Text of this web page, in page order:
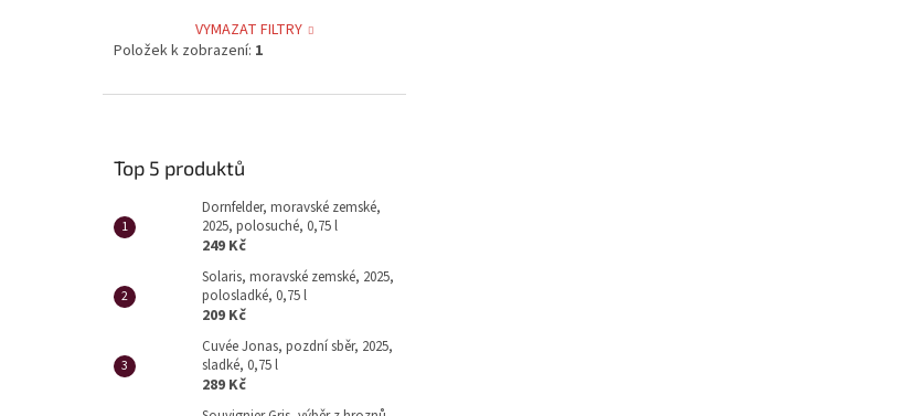
VYMAZAT FILTRY
Položek k zobrazení: 1
Top 5 produktů
Dornfelder, moravské zemské,
2025, polosuché, 0,75 l
249 Kč
Solaris, moravské zemské, 2025,
polosladké, 0,75 l
209 Kč
Cuvée Jonas, pozdní sběr, 2025,
sladké, 0,75 l
289 Kč